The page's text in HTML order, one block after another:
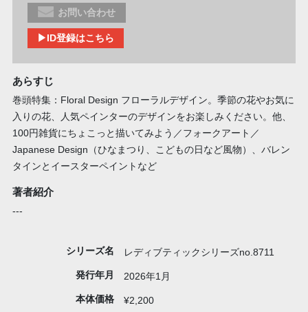
お問い合わせ
▶ID登録はこちら
あらすじ
巻頭特集：Floral Design フローラルデザイン。季節の花やお気に
入りの花、人気ペインターのデザインをお楽しみください。他、
100円雑貨にちょこっと描いてみよう／フォークアート／
Japanese Design（ひなまつり、こどもの日など風物）、バレン
タインとイースターペイントなど
著者紹介
---
シリーズ名 レディブティックシリーズno.8711
発行年月 2026年1月
本体価格 ¥2,200